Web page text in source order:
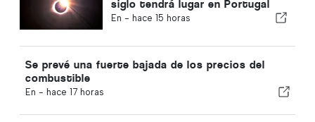
siglo tendrá lugar en Portugal
En - hace 15 horas
Se prevé una fuerte bajada de los precios del
combustible
En - hace 17 horas